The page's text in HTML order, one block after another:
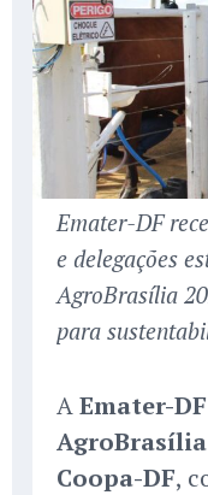
Emater-DF
e delegações
AgroBrasília
para
AEmater-DF
AgroBrasília
Coopa-DF,